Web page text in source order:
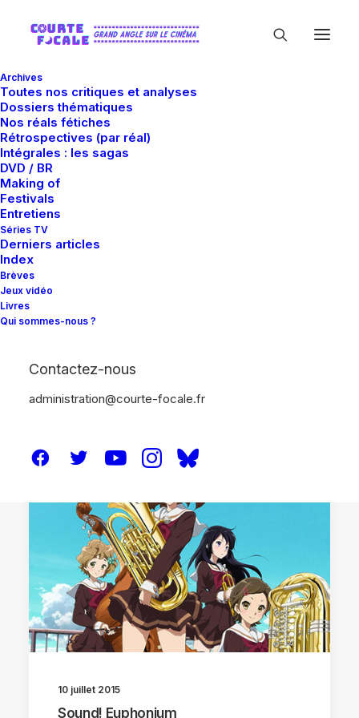
Archives
Toutes nos critiques et analyses
Dossiers thématiques
Nos réals fétiches
Rétrospectives (par réal)
Intégrales : les sagas
DVD / BR
Making of
Festivals
Entretiens
Séries TV
Derniers articles
Index
Brèves
Jeux vidéo
Livres
Qui sommes-nous ?
Contactez-nous
administration@courte-focale.fr
10 juillet 2015
Sound! Euphonium